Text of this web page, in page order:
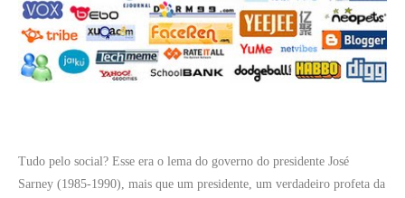
Tudo pelo social? Esse era o lema do governo do presidente José
Sarney (1985-1990), mais que um presidente, um verdadeiro profeta da